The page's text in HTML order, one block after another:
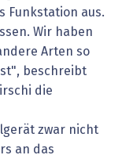
Funkstation aus.
Wir haben
Arten so
beschreibt
die
zwar nicht
an das